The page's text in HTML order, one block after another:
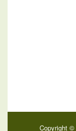
Copyright ©